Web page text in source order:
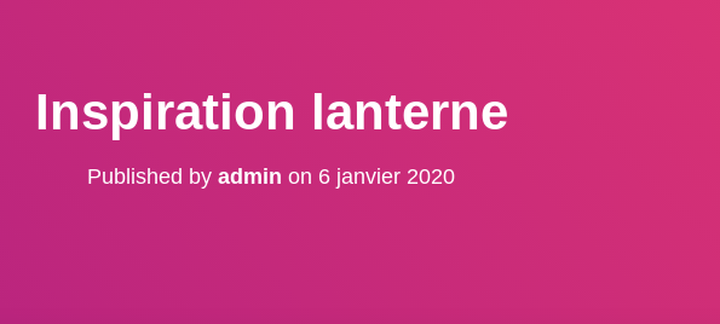
Inspiration lanterne
Published by admin on 6 janvier 2020